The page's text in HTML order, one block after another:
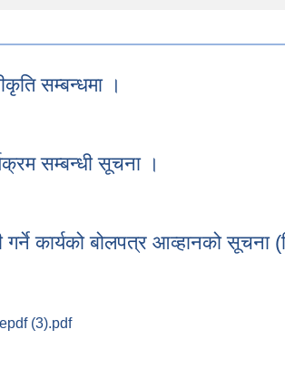
सम्बन्धमा ।
सम्बन्धी सूचना ।
गर्ने कार्यको बोलपत्र आव्हानको सूचना
(3).pdf